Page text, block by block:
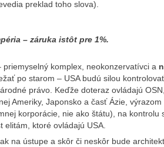
preklad toho slova).
– záruka istôt pre 1%.
komplex, neokonzervatívci a
po starom – USA budú silou
právo. Keďže doteraz ovládajú OSN,
Ameriky, Japonsko a časť Ázie,
korporácie, nie ako štátu), na kontrolu
ktoré ovládajú USA.
na ústupe a skôr či neskôr bude